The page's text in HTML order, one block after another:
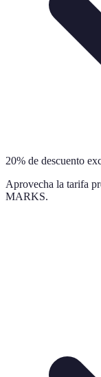
20% de descuento
Aprovecha la tarifa
MARKS.